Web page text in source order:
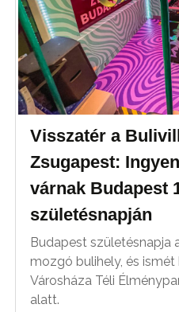
Visszatér a
Zsugapest:
várnak Budapest
születésnapján
Budapest születésnapja
mozgó bulihely, és
Városháza Téli
alatt.